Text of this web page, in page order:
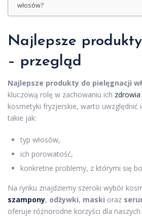
włosów?
Najlepsze
– przegląd
Najlepsze produkty do pielęgnacji
kluczową rolę w zachowaniu ich zdrowia
kosmetyki fryzjerskie, warto uwzględnić
takie jak:
typ włosów,
ich porowatość,
konkretne problemy, z którymi się
Na rynku znajdziemy szeroki wybór
szampony, odżywki, maski oraz
oferuje różnorodne korzyści dla naszych